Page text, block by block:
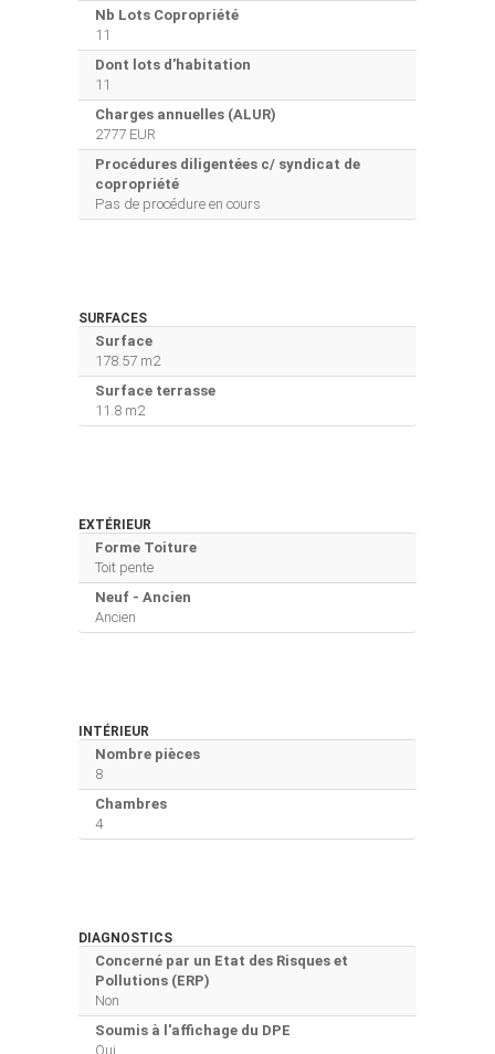
Nb Lots Copropriété
11
Dont lots d'habitation
11
Charges annuelles (ALUR)
2777 EUR
Procédures diligentées c/ syndicat de
copropriété
Pas de procédure en cours
SURFACES
Surface
178.57 m2
Surface terrasse
11.8 m2
EXTÉRIEUR
Forme Toiture
Toit pente
Neuf - Ancien
Ancien
INTÉRIEUR
Nombre pièces
8
Chambres
4
DIAGNOSTICS
Concerné par un Etat des Risques et
Pollutions (ERP)
Non
Soumis à l'affichage du DPE
Oui